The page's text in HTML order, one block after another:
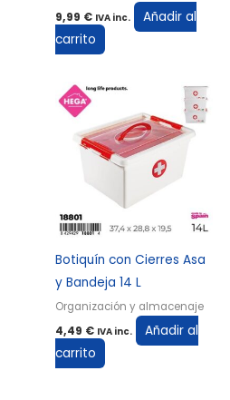
9,99 € IVA inc.
Añadir al
carrito
Botiquín con Cierres Asa
y Bandeja 14 L
Organización y almacenaje
4,49 € IVA inc.
Añadir al
carrito